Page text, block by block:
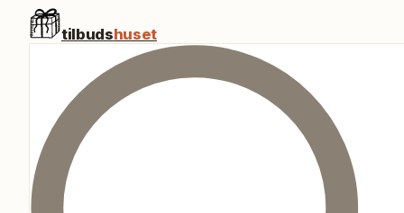
tilbudshuset